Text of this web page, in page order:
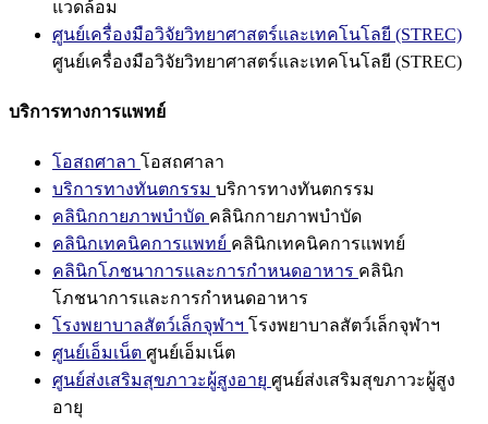
แวดล้อม
ศูนย์เครื่องมือวิจัยวิทยาศาสตร์และเทคโนโลยี (STREC)
ศูนย์เครื่องมือวิจัยวิทยาศาสตร์และเทคโนโลยี (STREC)
บริการทางการแพทย์
โอสถศาลา โอสถศาลา
บริการทางทันตกรรม บริการทางทันตกรรม
คลินิกกายภาพบำบัด คลินิกกายภาพบำบัด
คลินิกเทคนิคการแพทย์ คลินิกเทคนิคการแพทย์
คลินิกโภชนาการและการกำหนดอาหาร คลินิก
โภชนาการและการกำหนดอาหาร
โรงพยาบาลสัตว์เล็กจุฬาฯ โรงพยาบาลสัตว์เล็กจุฬาฯ
ศูนย์เอ็มเน็ต ศูนย์เอ็มเน็ต
ศูนย์ส่งเสริมสุขภาวะผู้สูงอายุ ศูนย์ส่งเสริมสุขภาวะผู้สูง
อายุ